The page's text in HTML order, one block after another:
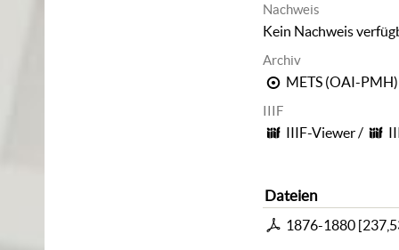
Nachweis
Kein Nachweis
Archiv
METS (OAI-PMH)
IIIF
IIIF-Viewer/
Dateien
1876-1880[